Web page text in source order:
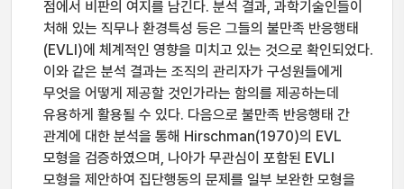
점에서 비판의 여지를 남긴다. 분석 결과, 과학기술인들이
처해 있는 직무나 환경특성 등은 그들의 불만족 반응행태
(EVLI)에 체계적인 영향을 미치고 있는 것으로 확인되었다.
이와 같은 분석 결과는 조직의 관리자가 구성원들에게
무엇을 어떻게 제공할 것인가라는 함의를 제공하는데
유용하게 활용될 수 있다. 다음으로 불만족 반응행태 간
관계에 대한 분석을 통해 Hirschman(1970)의 EVL
모형을 검증하였으며, 나아가 무관심이 포함된 EVLI
모형을 제안하여 집단행동의 문제를 일부 보완한 모형을